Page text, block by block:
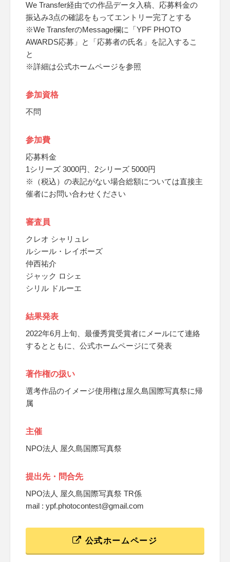
We Transfer経由での作品データ入稿、応募料金の
振込み3点の確認をもってエントリー完了とする
※We TransferのMessage欄に「YPF PHOTO
AWARDS応募」と「応募者の氏名」を記入するこ
と
※詳細は公式ホームページを参照
参加資格
不問
参加費
応募料金
1シリーズ 3000円、2シリーズ 5000円
※（税込）の表記がない場合総額については直接主
催者にお問い合わせください
審査員
クレオ シャリュレ
ルシール・レイボーズ
仲西祐介
ジャック ロシェ
シリル ドルーエ
結果発表
2022年6月上旬、最優秀賞受賞者にメールにて連絡
するとともに、公式ホームページにて発表
著作権の扱い
選考作品のイメージ使用権は屋久島国際写真祭に帰
属
主催
NPO法人 屋久島国際写真祭
提出先・問合先
NPO法人 屋久島国際写真祭 TR係
mail : ypf.photocontest@gmail.com
公式ホームページ